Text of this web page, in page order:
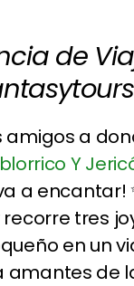
de
amigos a
Y
a encantar!
tres
en un
amantes de